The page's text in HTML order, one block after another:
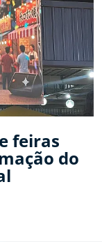
feiras
do